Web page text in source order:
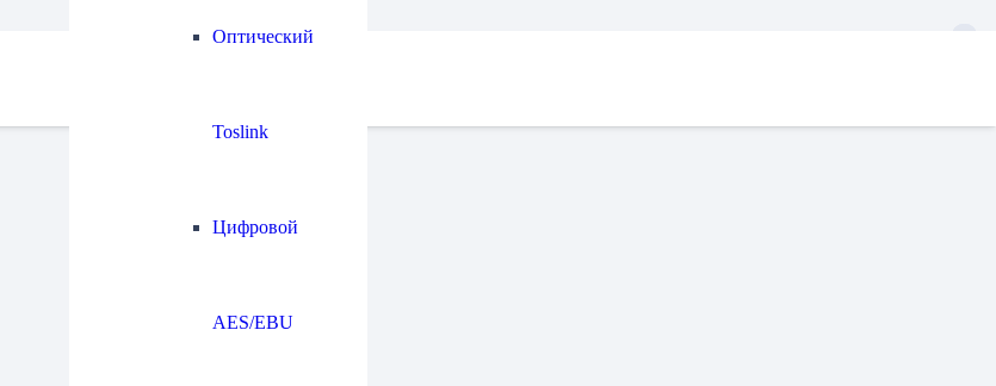
Оптический
Toslink
Цифровой
AES/EBU